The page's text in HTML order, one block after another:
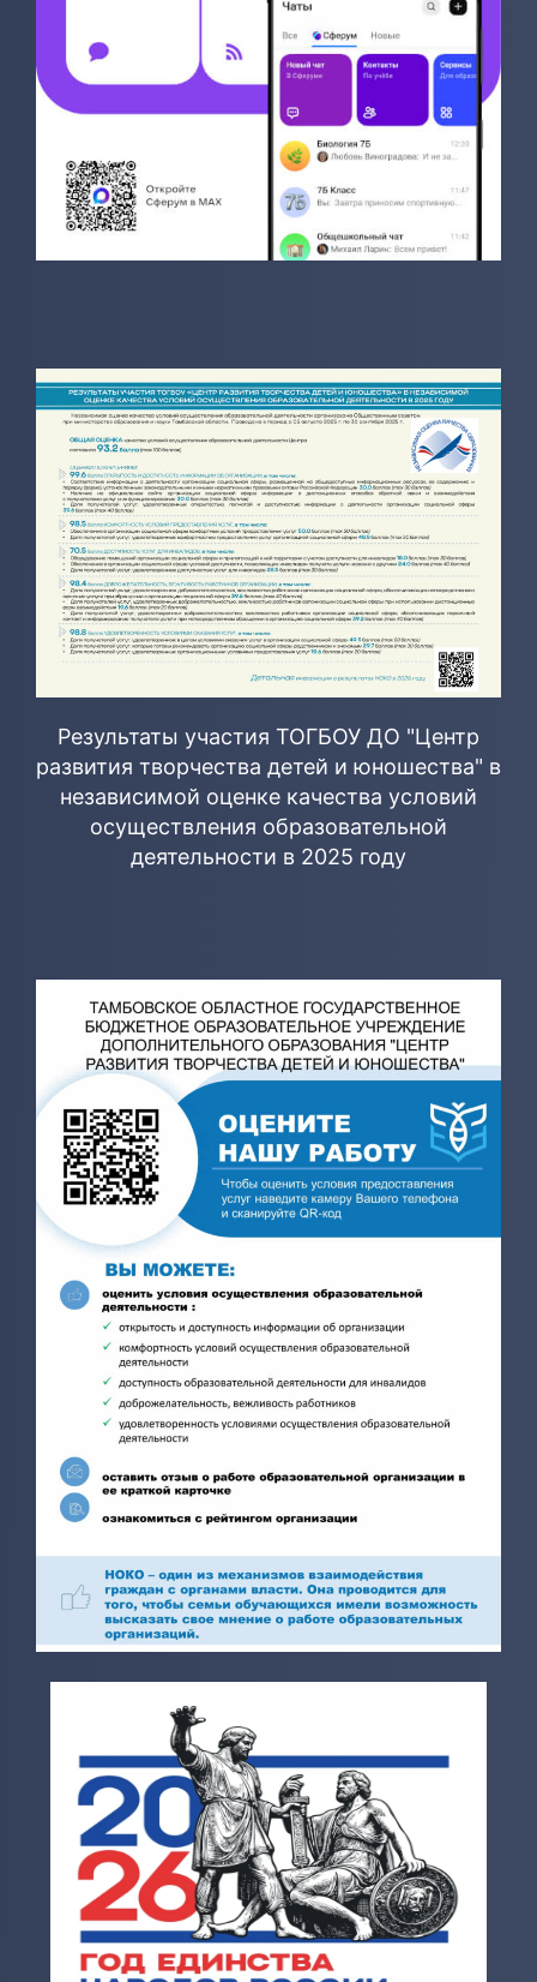
Результаты участия ТОГБОУ ДО "Центр
развития творчества детей и юношества" в
независимой оценке качества условий
осуществления образовательной
деятельности в 2025 году